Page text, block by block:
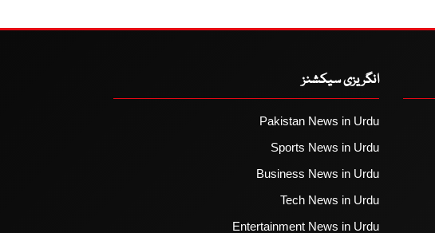
انگریزی سیکشنز
Pakistan News in Urdu
Sports News in Urdu
Business News in Urdu
Tech News in Urdu
Entertainment News in Urdu